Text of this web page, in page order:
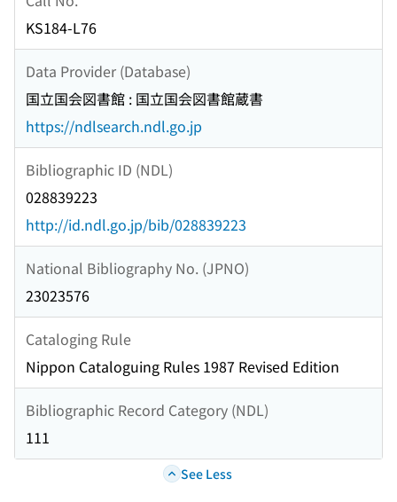
KS184-L76
Data Provider (Database)
国立国会図書館 : 国立国会図書館蔵書
https://ndlsearch.ndl.go.jp
Bibliographic ID (NDL)
028839223
http://id.ndl.go.jp/bib/028839223
National Bibliography No. (JPNO)
23023576
Cataloging Rule
Nippon Cataloguing Rules 1987 Revised Edition
Bibliographic Record Category (NDL)
111
See Less